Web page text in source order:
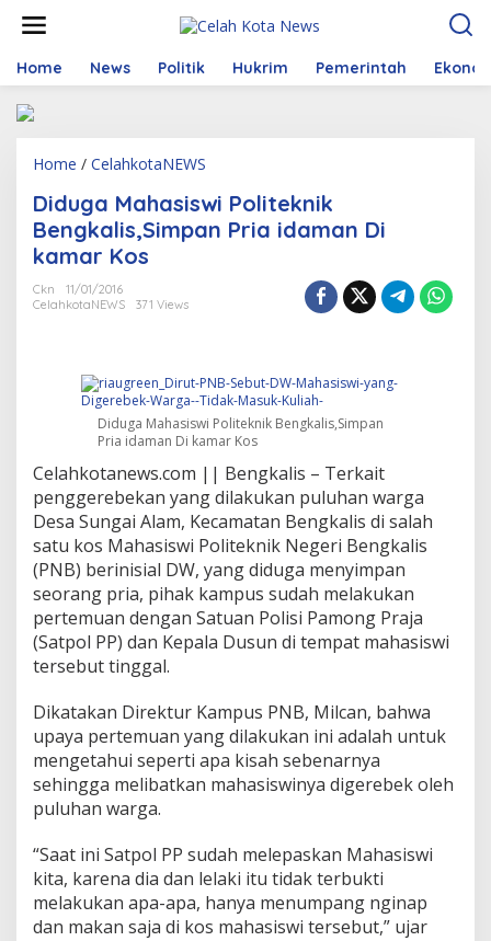
t
Home News Politik Hukrim Pemerintah
Home / CelahkotaNEWS
d
u
g
i
s
w
i
o
l
i
t
e
k
n
i
k
g
k
a
S
i
m
p
a
Diduga Mahasiswi Politeknik
Bengkalis,Simpan Pria idaman Di
kamar Kos
Ckn
11/01/2016
CelahkotaNEWS
371 Views
Diduga Mahasiswi Politeknik Bengkalis,Simpan
Pria idaman Di kamar Kos
Celahkotanews.com || Bengkalis – Terkait
penggerebekan yang dilakukan puluhan warga
Desa Sungai Alam, Kecamatan Bengkalis di salah
satu kos Mahasiswi Politeknik Negeri Bengkalis
(PNB) berinisial DW, yang diduga menyimpan
seorang pria, pihak kampus sudah melakukan
pertemuan dengan Satuan Polisi Pamong Praja
(Satpol PP) dan Kepala Dusun di tempat mahasiswi
tersebut tinggal.
Dikatakan Direktur Kampus PNB, Milcan, bahwa
upaya pertemuan yang dilakukan ini adalah untuk
mengetahui seperti apa kisah sebenarnya
sehingga melibatkan mahasiswinya digerebek oleh
puluhan warga.
“Saat ini Satpol PP sudah melepaskan Mahasiswi
kita, karena dia dan lelaki itu tidak terbukti
melakukan apa-apa, hanya menumpang nginap
dan makan saja di kos mahasiswi tersebut,” ujar